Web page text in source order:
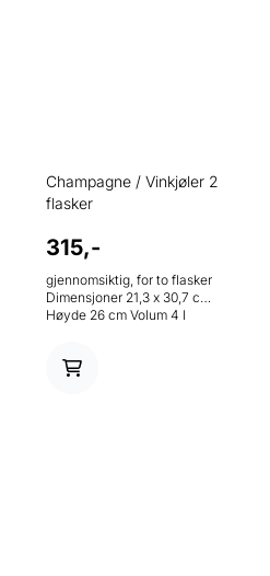
Champagne / Vinkjøler 2
flasker
315,-
gjennomsiktig, for to flasker
Dimensjoner 21,3 x 30,7 cm
Høyde 26 cm Volum 4 l